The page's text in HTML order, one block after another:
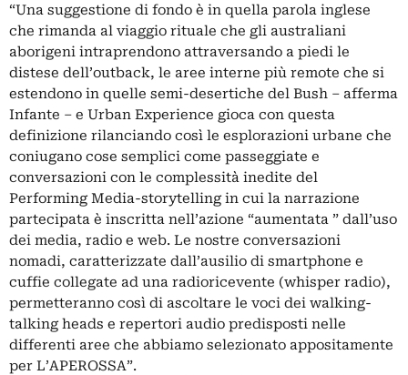
“Una suggestione di fondo è in quella parola inglese
che rimanda al viaggio rituale che gli australiani
aborigeni intraprendono attraversando a piedi le
distese dell’outback, le aree interne più remote che si
estendono in quelle semi-desertiche del Bush – afferma
Infante – e Urban Experience gioca con questa
definizione rilanciando così le esplorazioni urbane che
coniugano cose semplici come passeggiate e
conversazioni con le complessità inedite del
Performing Media-storytelling in cui la narrazione
partecipata è inscritta nell’azione “aumentata ” dall’uso
dei media, radio e web. Le nostre conversazioni
nomadi, caratterizzate dall’ausilio di smartphone e
cuffie collegate ad una radioricevente (whisper radio),
permetteranno così di ascoltare le voci dei walking-
talking heads e repertori audio predisposti nelle
differenti aree che abbiamo selezionato appositamente
per L’APEROSSA”.